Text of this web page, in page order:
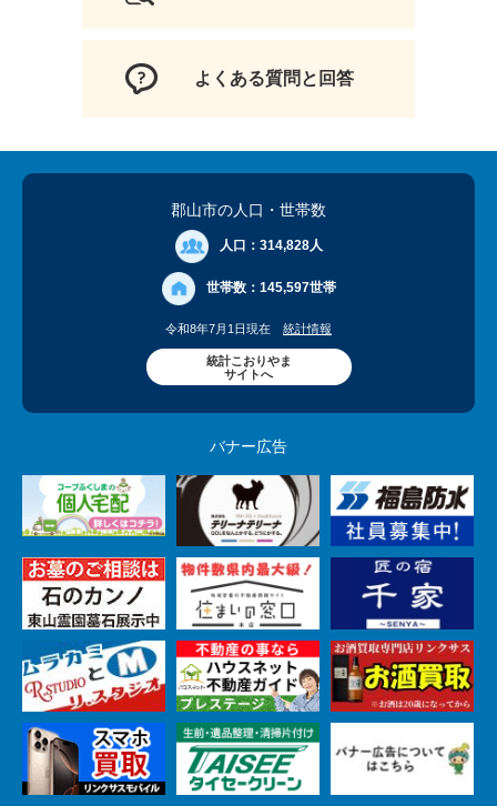
よくある質問と回答
郡山市の人口 ・世帯数
人口： 314,828人
世帯数： 145,597世帯
令和8年7月1日現在 統計情報
統計こおりやま
サイトへ
バナー広告